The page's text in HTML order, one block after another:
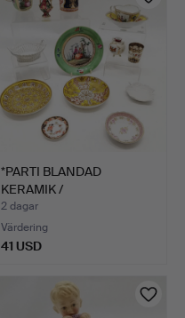
*PARTI BLANDAD
KERAMIK /
PRYDNADSFÖREMÅL.
2 dagar
Värdering
41 USD